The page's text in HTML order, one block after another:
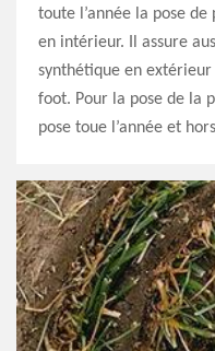
toute l’année la pose
en intérieur. Il assure
synthétique en
foot. Pour la pose de la
pose toue l’année et